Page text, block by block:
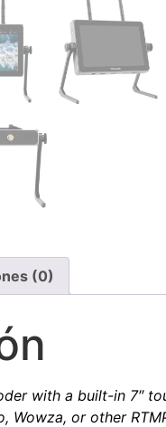
(0)
with a built-in 7″
Wowza, or other